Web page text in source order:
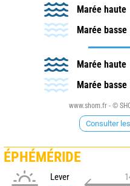
Marée haute
Marée basse
Marée haute
Marée basse
www.shom.fr - ©
Consulter
ÉPHÉMÉRIDE
Lever